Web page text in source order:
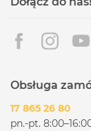
Obsługa
17 865 26 80
pn.-pt.